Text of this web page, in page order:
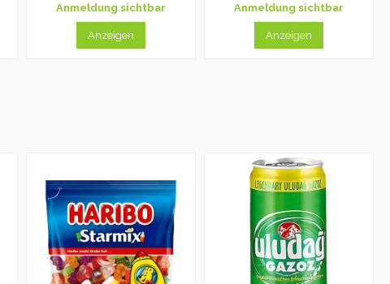
Anmeldung sichtbar
Anzeigen
Anmeldung sichtbar
Anzeigen